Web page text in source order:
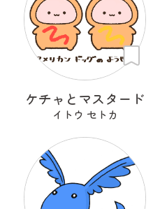
ケチャとマスタード
イトウ セトカ